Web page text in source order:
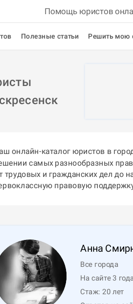
Помощь юристов
Полезные статьи Решить мою
онлайн-каталог юристов в
самых разнообразных
трудовых и гражданских дел до
правовую
Анна
Все города
На сайте 3
Стаж: 20 лет